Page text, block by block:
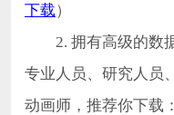
下载）
2. 拥有高级的数据
专业人员、研究人员
动画师，推荐你下载